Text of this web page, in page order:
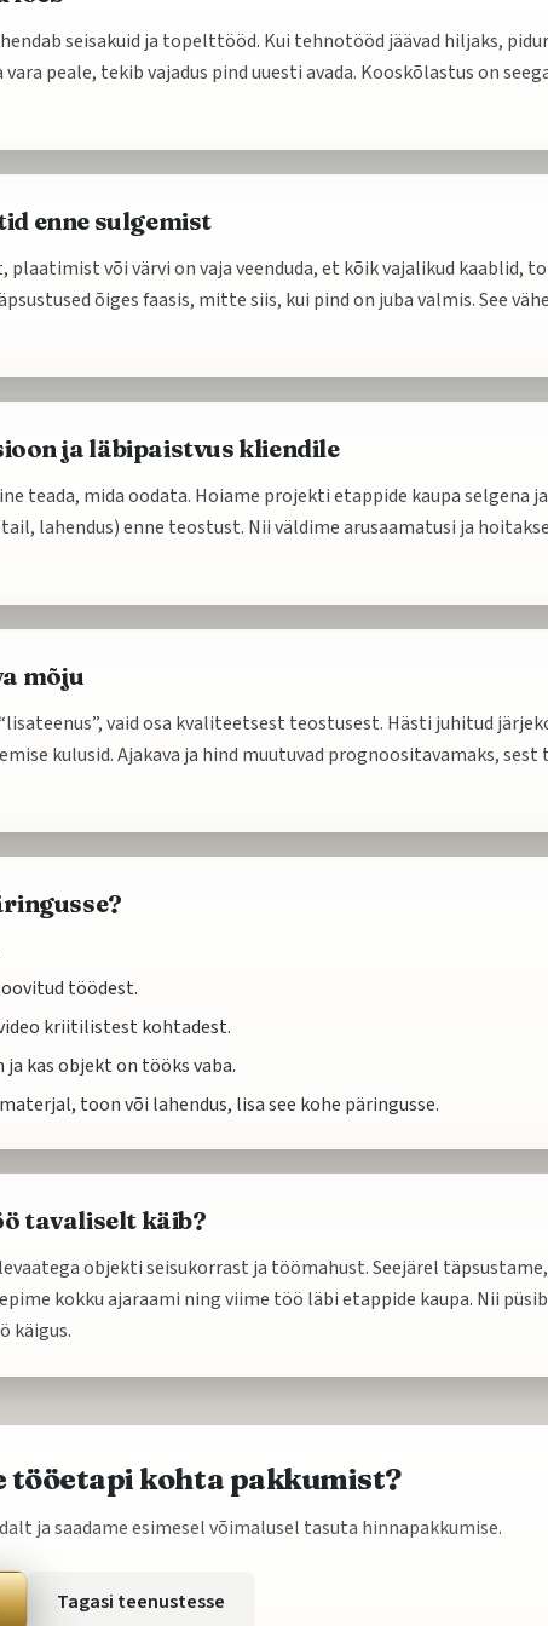
seisakuid ja topelttööd. Kui tehnotööd jäävad hiljaks,
peale, tekib vajadus pind uuesti avada. Kooskõlastus on
enne sulgemist
plaatimist või värvi on vaja veenduda, et kõik vajalikud kaablid,
õiges faasis, mitte siis, kui pind on juba valmis. See
ja läbipaistvus kliendile
teada, mida oodata. Hoiame projekti etappide kaupa selgena
lahendus) enne teostust. Nii väldime arusaamatusi ja
mõju
vaid osa kvaliteetsest teostusest. Hästi juhitud
kulusid. Ajakava ja hind muutuvad prognoositavamaks,
töödest.
kriitilistest kohtadest.
ja kas objekt on tööks vaba.
toon või lahendus, lisa see kohe päringusse.
tavaliselt käib?
objekti seisukorrast ja töömahust. Seejärel
kokku ajaraami ning viime töö läbi etappide kaupa. Nii
käigus.
tööetapi kohta pakkumist?
ja saadame esimesel võimalusel tasuta hinnapakkumise.
Tagasi teenustesse